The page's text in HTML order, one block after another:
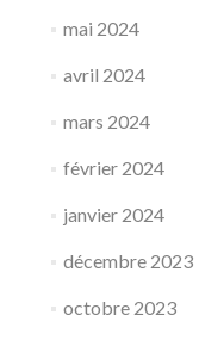
mai 2024
avril 2024
mars 2024
février 2024
janvier 2024
décembre 2023
octobre 2023